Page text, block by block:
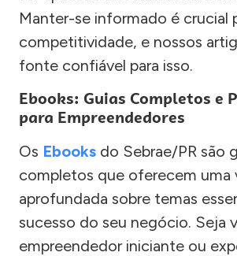
Manter-se informado é crucial
competitividade, e nossos
fonte confiável para isso.
Ebooks: Guias Completos e
para Empreendedores
Os Ebooks do Sebrae/PR são
completos que oferecem uma
aprofundada sobre temas
sucesso do seu negócio. Seja
empreendedor iniciante ou